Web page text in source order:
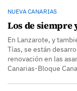
NUEVA CANARIAS
Los de siempre
En Lanzarote, y
Tías, se están
renovación en las
Canarias-Bloque